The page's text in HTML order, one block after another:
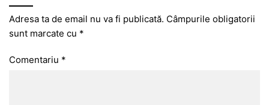
Adresa ta de email nu va fi publicată. Câmpurile obligatorii
sunt marcate cu *
Comentariu *